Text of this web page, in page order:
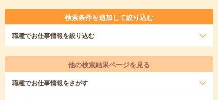
検索条件を追加して絞り込む
職種でお仕事情報を絞り込む
他の検索結果ページを見る
職種でお仕事情報をさがす